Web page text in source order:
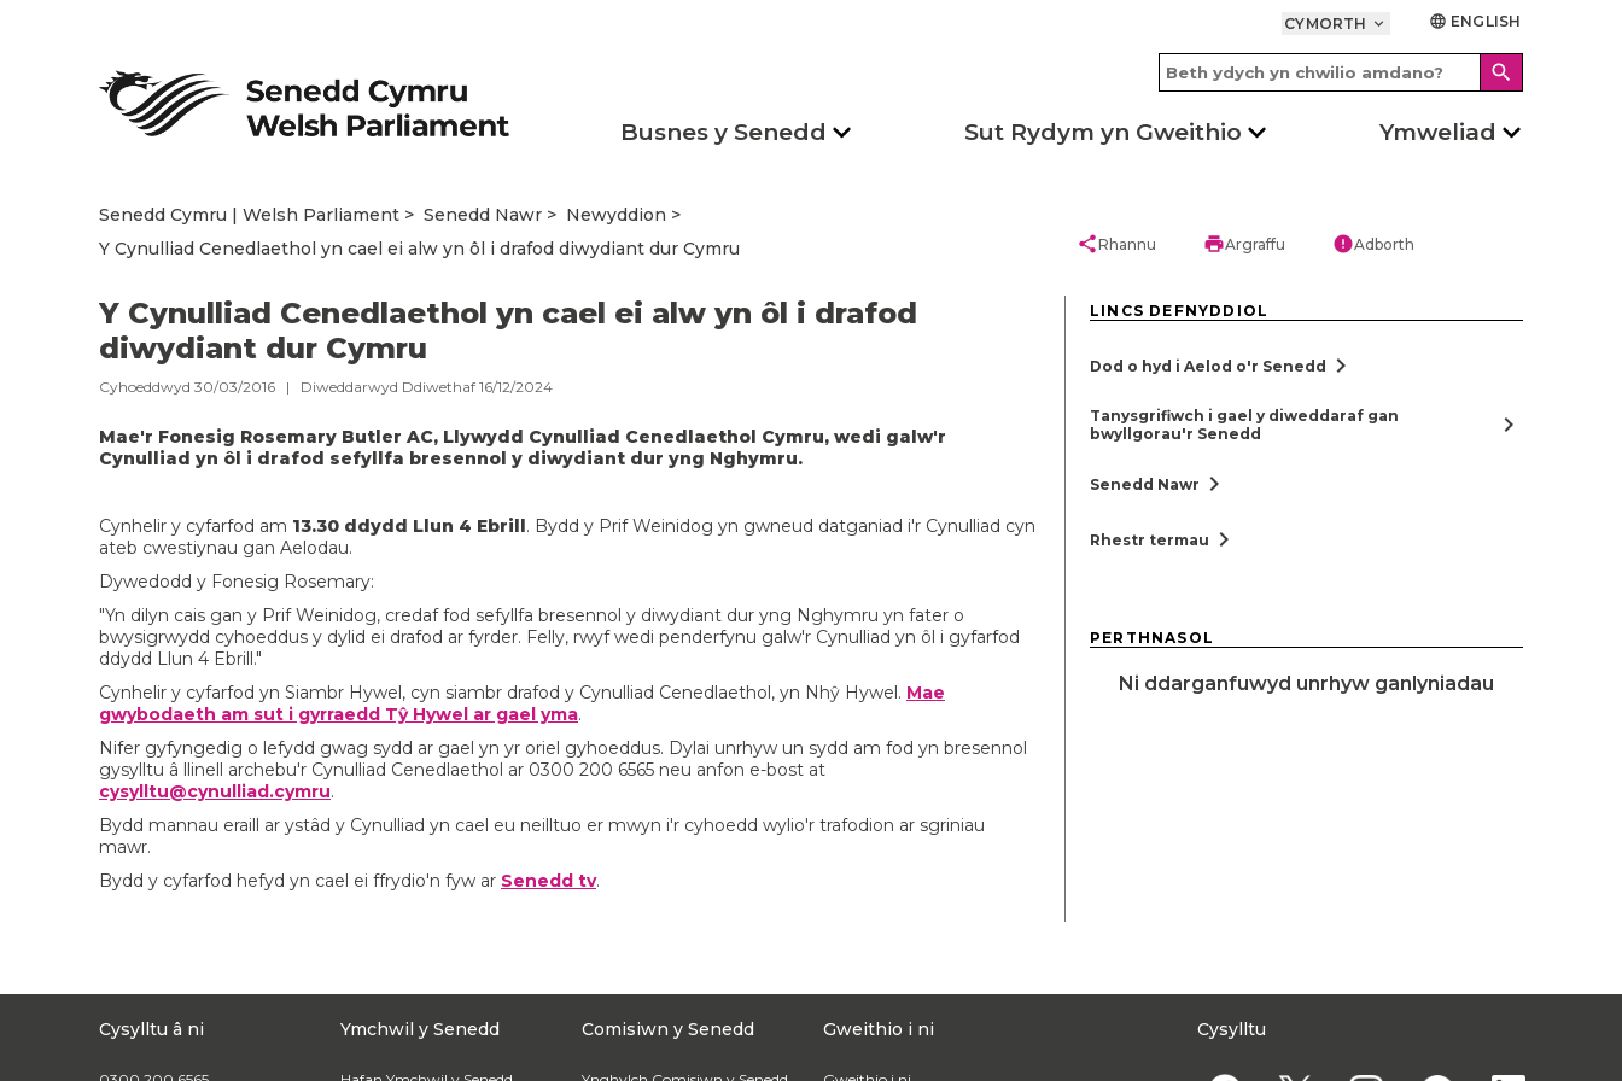
CYMORTH keyboard_arrow_down language ENGLISH
search
Busnes y Senedd Sut Rydym yn Gweithio Ymweliad
Senedd Cymru | Welsh Parliament Senedd Nawr
Newyddion
Y Cynulliad Cenedlaethol yn cael ei alw yn ôl i drafod diwydiant dur Cymru
shareRhannu printArgraffu errorAdborth
Y Cynulliad Cenedlaethol yn cael ei alw yn ôl i drafod
diwydiant dur Cymru
Cyhoeddwyd 30/03/2016 | Diweddarwyd Ddiwethaf 16/12/2024
Mae'r Fonesig Rosemary Butler AC, Llywydd Cynulliad Cenedlaethol Cymru, wedi galw'r
Cynulliad yn ôl i drafod sefyllfa bresennol y diwydiant dur yng Nghymru.
Cynhelir y cyfarfod am 13.30 ddydd Llun 4 Ebrill. Bydd y Prif Weinidog yn gwneud datganiad i'r Cynulliad cyn
ateb cwestiynau gan Aelodau.
Dywedodd y Fonesig Rosemary:
"Yn dilyn cais gan y Prif Weinidog, credaf fod sefyllfa bresennol y diwydiant dur yng Nghymru yn fater o
bwysigrwydd cyhoeddus y dylid ei drafod ar fyrder. Felly, rwyf wedi penderfynu galw'r Cynulliad yn ôl i gyfarfod
ddydd Llun 4 Ebrill."
Cynhelir y cyfarfod yn Siambr Hywel, cyn siambr drafod y Cynulliad Cenedlaethol, yn Nhŷ Hywel. Mae
gwybodaeth am sut i gyrraedd Tŷ Hywel ar gael yma.
Nifer gyfyngedig o lefydd gwag sydd ar gael yn yr oriel gyhoeddus. Dylai unrhyw un sydd am fod yn bresennol
gysylltu â llinell archebu'r Cynulliad Cenedlaethol ar 0300 200 6565 neu anfon e-bost at
cysylltu@cynulliad.cymru.
Bydd mannau eraill ar ystâd y Cynulliad yn cael eu neilltuo er mwyn i'r cyhoedd wylio'r trafodion ar sgriniau
mawr.
Bydd y cyfarfod hefyd yn cael ei ffrydio'n fyw ar Senedd tv.
LINCS DEFNYDDIOL
Dod o hyd i Aelod o'r Senedd chevron_right
Tanysgrifiwch i gael y diweddaraf gan
bwyllgorau'r Senedd
chevron_right
Senedd Nawr chevron_right
Rhestr termau chevron_right
PERTHNASOL
Ni ddarganfuwyd unrhyw ganlyniadau
Cysylltu â ni Ymchwil y Senedd Comisiwn y Senedd Gweithio i ni Cysylltu